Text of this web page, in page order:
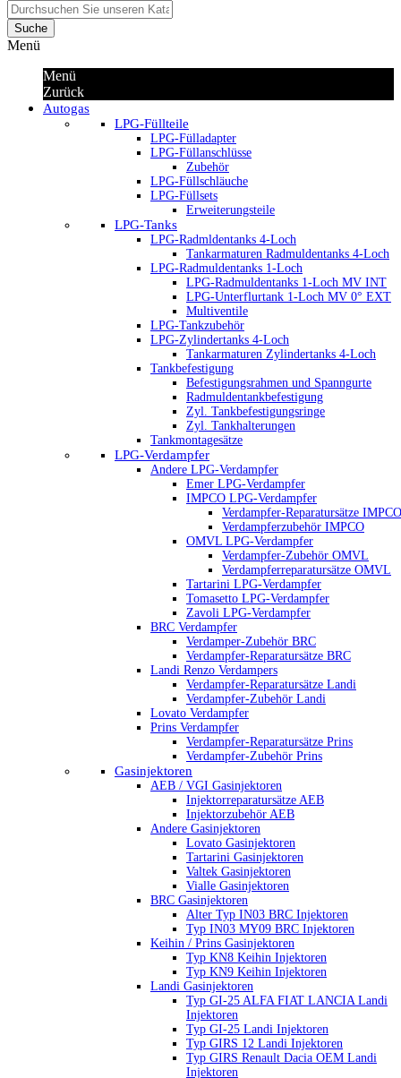
Suche
Menü
Menü
Zurück
Autogas
LPG-Füllteile
LPG-Fülladapter
LPG-Füllanschlüsse
Zubehör
LPG-Füllschläuche
LPG-Füllsets
Erweiterungsteile
LPG-Tanks
LPG-Radmldentanks 4-Loch
Tankarmaturen Radmuldentanks 4-Loch
LPG-Radmuldentanks 1-Loch
LPG-Radmuldentanks 1-Loch MV INT
LPG-Unterflurtank 1-Loch MV 0° EXT
Multiventile
LPG-Tankzubehör
LPG-Zylindertanks 4-Loch
Tankarmaturen Zylindertanks 4-Loch
Tankbefestigung
Befestigungsrahmen und Spanngurte
Radmuldentankbefestigung
Zyl. Tankbefestigungsringe
Zyl. Tankhalterungen
Tankmontagesätze
LPG-Verdampfer
Andere LPG-Verdampfer
Emer LPG-Verdampfer
IMPCO LPG-Verdampfer
Verdampfer-Reparatursätze IMPCO
Verdampferzubehör IMPCO
OMVL LPG-Verdampfer
Verdampfer-Zubehör OMVL
Verdampferreparatursätze OMVL
Tartarini LPG-Verdampfer
Tomasetto LPG-Verdampfer
Zavoli LPG-Verdampfer
BRC Verdampfer
Verdamper-Zubehör BRC
Verdampfer-Reparatursätze BRC
Landi Renzo Verdampers
Verdampfer-Reparatursätze Landi
Verdampfer-Zubehör Landi
Lovato Verdampfer
Prins Verdampfer
Verdampfer-Reparatursätze Prins
Verdampfer-Zubehör Prins
Gasinjektoren
AEB / VGI Gasinjektoren
Injektorreparatursätze AEB
Injektorzubehör AEB
Andere Gasinjektoren
Lovato Gasinjektoren
Tartarini Gasinjektoren
Valtek Gasinjektoren
Vialle Gasinjektoren
BRC Gasinjektoren
Alter Typ IN03 BRC Injektoren
Typ IN03 MY09 BRC Injektoren
Keihin / Prins Gasinjektoren
Typ KN8 Keihin Injektoren
Typ KN9 Keihin Injektoren
Landi Gasinjektoren
Typ GI-25 ALFA FIAT LANCIA Landi
Injektoren
Typ GI-25 Landi Injektoren
Typ GIRS 12 Landi Injektoren
Typ GIRS Renault Dacia OEM Landi
Injektoren